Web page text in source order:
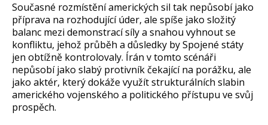
Současné rozmístění amerických sil tak nepůsobí jako
příprava na rozhodující úder, ale spíše jako složitý
balanc mezi demonstrací síly a snahou vyhnout se
konfliktu, jehož průběh a důsledky by Spojené státy
jen obtížně kontrolovaly. Írán v tomto scénáři
nepůsobí jako slabý protivník čekající na porážku, ale
jako aktér, který dokáže využít strukturálních slabin
amerického vojenského a politického přístupu ve svůj
prospěch.